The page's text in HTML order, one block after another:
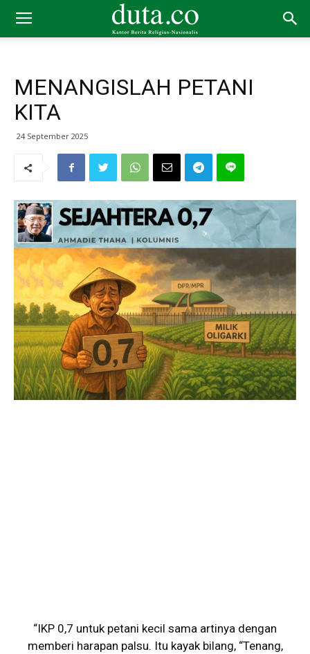
MENANGISLAH PETANI
KITA
24 September 2025
“IKP 0,7 untuk petani kecil sama artinya dengan
memberi harapan palsu. Itu kayak bilang, “Tenang,